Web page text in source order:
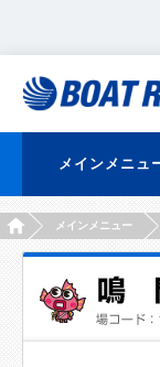
メインメニュ
HOMEメインメニュー